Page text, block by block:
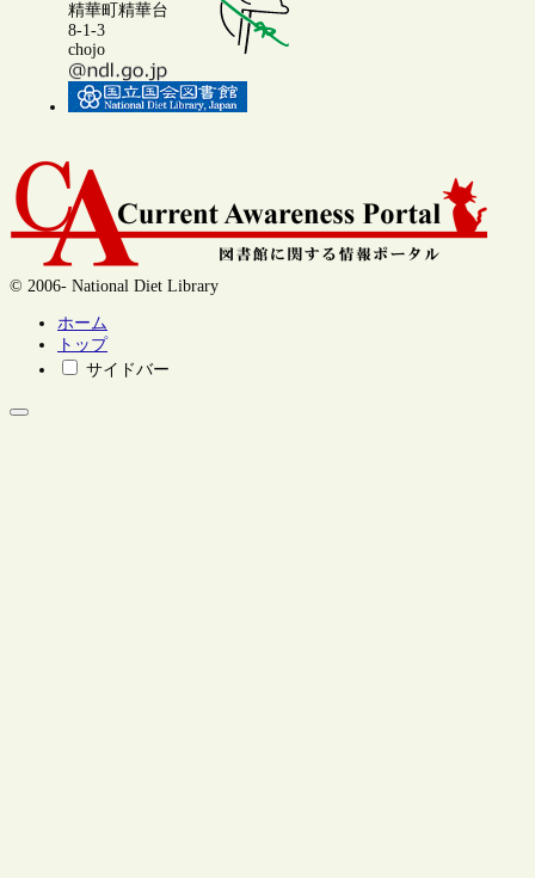
精華町精華台
8-1-3
chojo
© 2006- National Diet Library
ホーム
トップ
サイドバー